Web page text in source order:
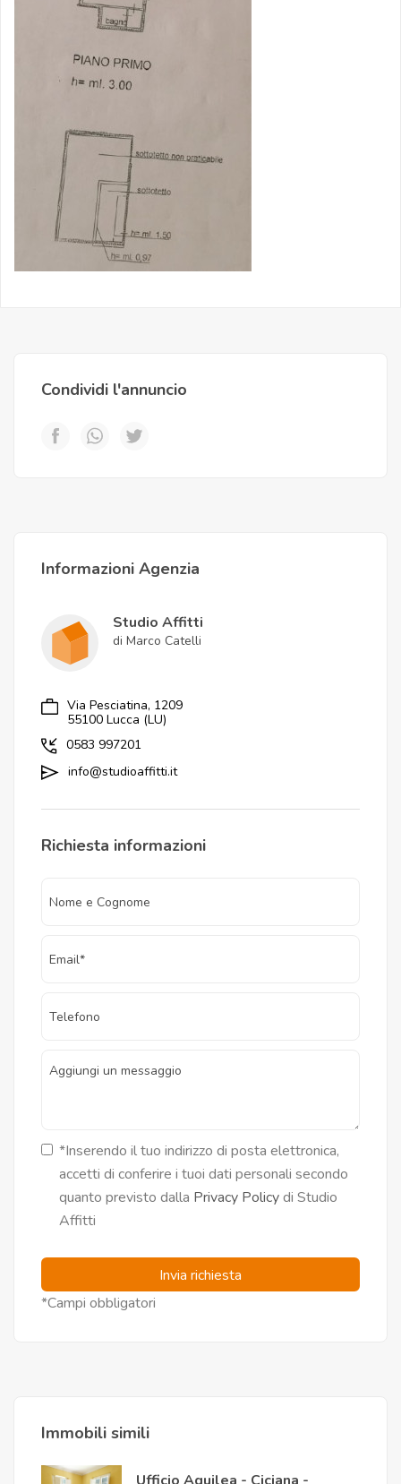
Condividi l'annuncio
Informazioni Agenzia
Studio Affitti
di Marco Catelli
Via Pesciatina, 1209
55100 Lucca (LU)
0583 997201
info@studioaffitti.it
Richiesta informazioni
*Inserendo il tuo indirizzo di posta elettronica,
accetti di conferire i tuoi dati personali secondo
quanto previsto dalla Privacy Policydi Studio
Affitti
Invia richiesta
*Campi obbligatori
Immobili simili